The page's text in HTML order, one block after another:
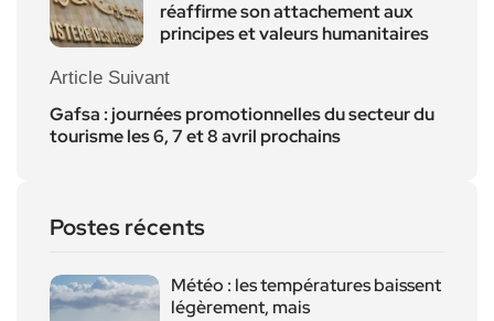
réaffirme son attachement aux
principes et valeurs humanitaires
Article Suivant
Gafsa : journées promotionnelles du secteur du
tourisme les 6, 7 et 8 avril prochains
Postes récents
Météo : les températures baissent
légèrement, mais